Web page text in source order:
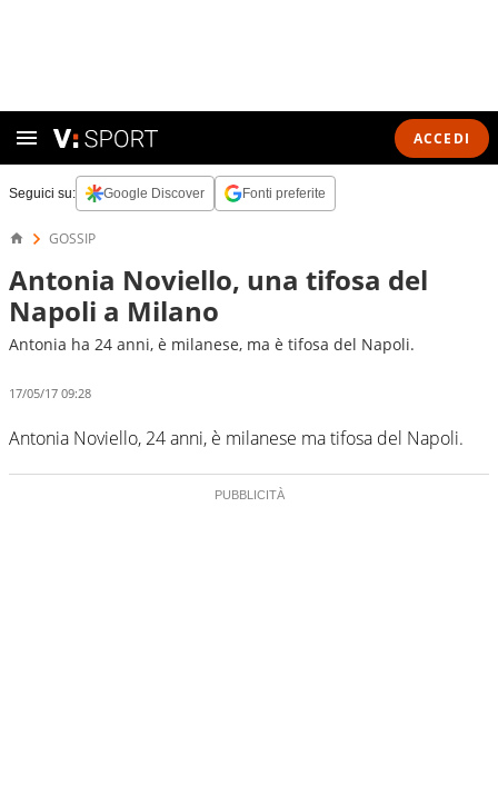
ACCEDI
Seguici su: Google Discover Fonti preferite
GOSSIP
Antonia Noviello, una tifosa del
Napoli a Milano
Antonia ha 24 anni, è milanese, ma è tifosa del Napoli.
17/05/17 09:28
Antonia Noviello, 24 anni, è milanese ma tifosa del Napoli.